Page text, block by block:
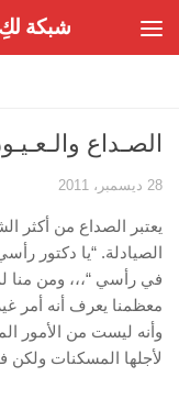
شبكة لكِ
الصـداع
28 ديسمبر، 2011
يعتبر الصداع من أكثر
الصيادلة. “يا دكتور
في رأسي “،،، ومن منا
معظمنا يعرف أنه أمر
وأنه ليست ‏من الأمور
لأجلها المسكنات ولكن